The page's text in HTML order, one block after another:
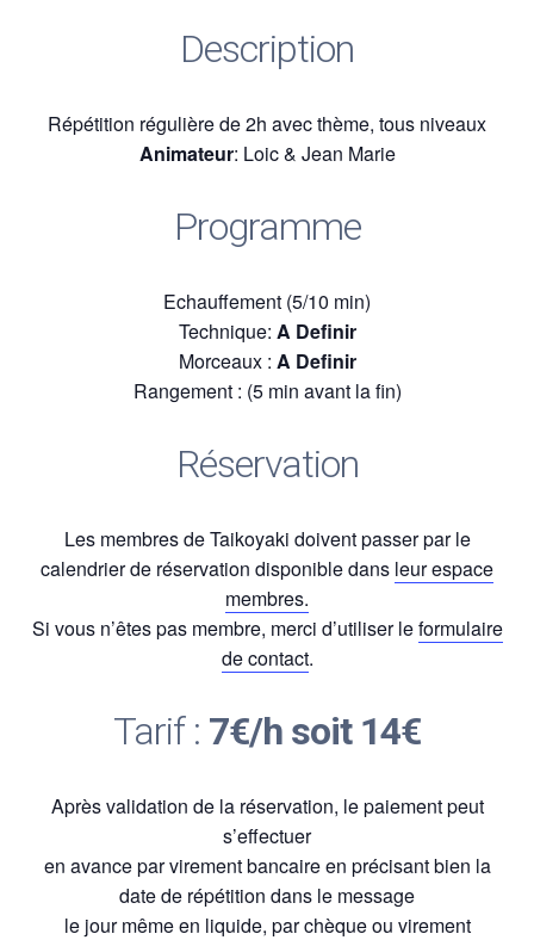
Description
Répétition régulière de 2h avec thème, tous niveaux
Animateur: Loic & Jean Marie
Programme
Echauffement (5/10 min)
Technique: A Definir
Morceaux : A Definir
Rangement : (5 min avant la fin)
Réservation
Les membres de Taikoyaki doivent passer par le
calendrier de réservation disponible dans leur espace
membres.
Si vous n’êtes pas membre, merci d’utiliser leformulaire
de contact.
Tarif : 7€/h soit 14€
Après validation de la réservation, le paiement peut
s’effectuer
en avance par virement bancaire en précisant bien la
date de répétition dans le message
le jour même en liquide, par chèque ou virement